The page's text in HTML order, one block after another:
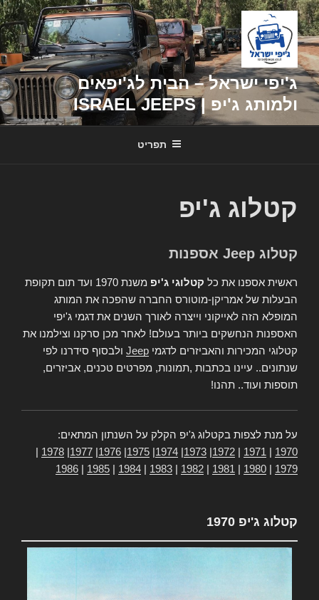
דילוג
לתוכן
ג'יפי ישראל – הבית לג'יפאים
ולמותג ג'יפ | ISRAEL JEEPS
תפריט
קטלוג ג'יפ
קטלוג Jeep אספנות
ראשית אספנו את כל קטלוגי ג'יפ
משנת 1970 ועד תום תקופת
הבעלות של אמריקן-מוטורס החברה שהפכה את המותג
המופלא הזה לאייקוני וייצרה לאורך השנים את דגמי ג'יפי
האספנות הנחשקים ביותר בעולם! לאחר מכן סרקנו וצילמנו את
קטלוגי המכירות והאביזרים לדגמי Jeep ולבסוף סידרנו לפי
שנתונים.. עיינו בכתבות ,תמונות, מפרטים טכנים, אביזרים,
תוספות ועוד.. תהנו!
על מנת לצפות בקטלוג ג'יפ הקלק על השנתון המתאים:
1970
1971
1972
1973
1974
1975
1976
1977
1978
1979
1980
1981
1982
1983
1984
1985
1986
קטלוג ג'יפ 1970